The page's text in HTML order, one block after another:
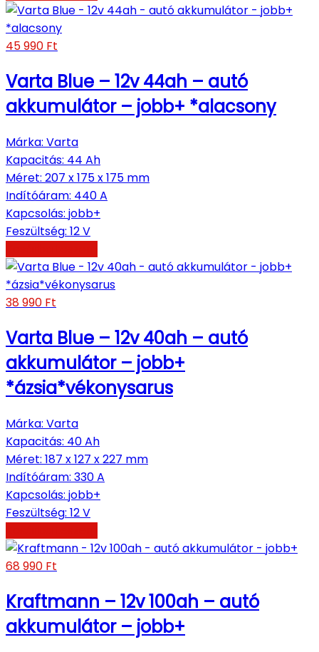
45 990 Ft
Varta Blue – 12v 44ah – autó
akkumulátor – jobb+ *alacsony
Márka: Varta
Kapacitás: 44 Ah
Méret: 207 x 175 x 175 mm
Indítóáram: 440 A
Kapcsolás: jobb+
Feszültség: 12 V
38 990 Ft
Varta Blue – 12v 40ah – autó
akkumulátor – jobb+
*ázsia*vékonysarus
Márka: Varta
Kapacitás: 40 Ah
Méret: 187 x 127 x 227 mm
Indítóáram: 330 A
Kapcsolás: jobb+
Feszültség: 12 V
68 990 Ft
Kraftmann – 12v 100ah – autó
akkumulátor – jobb+